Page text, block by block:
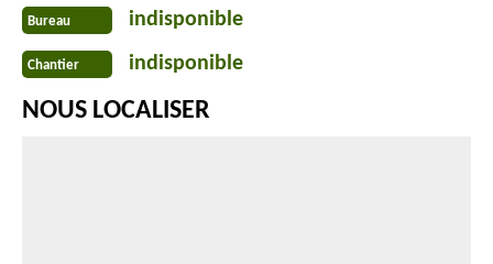
Bureau indisponible
Chantier indisponible
NOUS LOCALISER